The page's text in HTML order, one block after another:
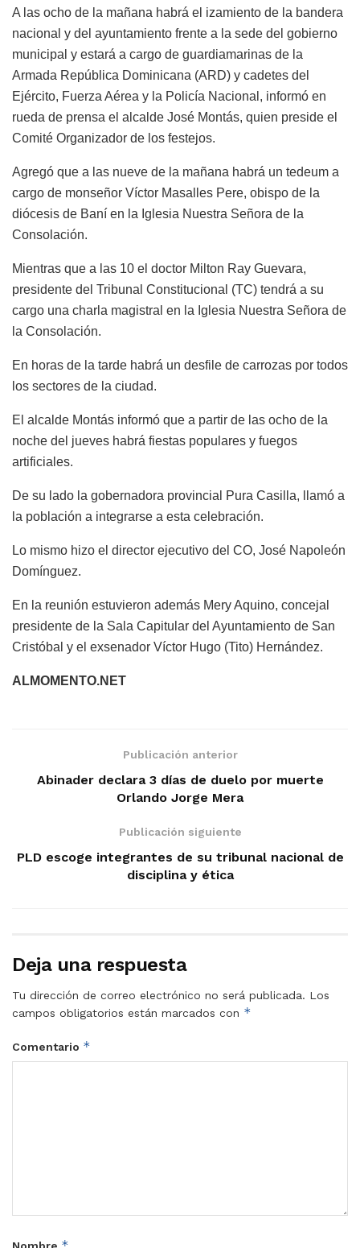
A las ocho de la mañana habrá el izamiento de la bandera
nacional y del ayuntamiento frente a la sede del gobierno
municipal y estará a cargo de guardiamarinas de la
Armada República Dominicana (ARD) y cadetes del
Ejército, Fuerza Aérea y la Policía Nacional, informó en
rueda de prensa el alcalde José Montás, quien preside el
Comité Organizador de los festejos.
Agregó que a las nueve de la mañana habrá un tedeum a
cargo de monseñor Víctor Masalles Pere, obispo de la
diócesis de Baní en la Iglesia Nuestra Señora de la
Consolación.
Mientras que a las 10 el doctor Milton Ray Guevara,
presidente del Tribunal Constitucional (TC) tendrá a su
cargo una charla magistral en la Iglesia Nuestra Señora de
la Consolación.
En horas de la tarde habrá un desfile de carrozas por todos
los sectores de la ciudad.
El alcalde Montás informó que a partir de las ocho de la
noche del jueves habrá fiestas populares y fuegos
artificiales.
De su lado la gobernadora provincial Pura Casilla, llamó a
la población a integrarse a esta celebración.
Lo mismo hizo el director ejecutivo del CO, José Napoleón
Domínguez.
En la reunión estuvieron además Mery Aquino, concejal
presidente de la Sala Capitular del Ayuntamiento de San
Cristóbal y el exsenador Víctor Hugo (Tito) Hernández.
ALMOMENTO.NET
Publicación anterior
Abinader declara 3 días de duelo por muerte
Orlando Jorge Mera
Publicación siguiente
PLD escoge integrantes de su tribunal nacional de
disciplina y ética
Deja una respuesta
Tu dirección de correo electrónico no será publicada. Los
campos obligatorios están marcados con *
Comentario *
Nombre